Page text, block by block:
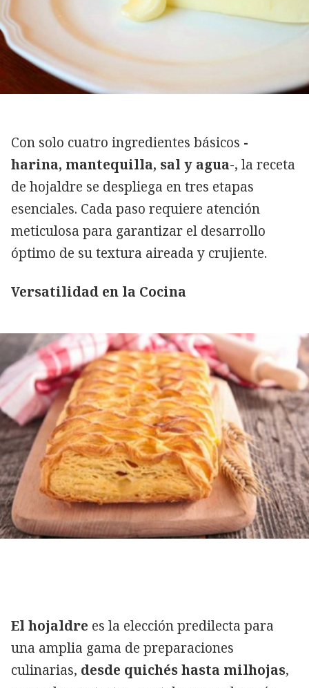
Con solo cuatro ingredientes básicos -
harina, mantequilla, sal y agua-, la receta
de hojaldre se despliega en tres etapas
esenciales. Cada paso requiere atención
meticulosa para garantizar el desarrollo
óptimo de su textura aireada y crujiente.
Versatilidad en la Cocina
El hojaldre es la elección predilecta para
una amplia gama de preparaciones
culinarias, desde quichés hasta milhojas,